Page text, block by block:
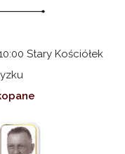
Stary Kościółek